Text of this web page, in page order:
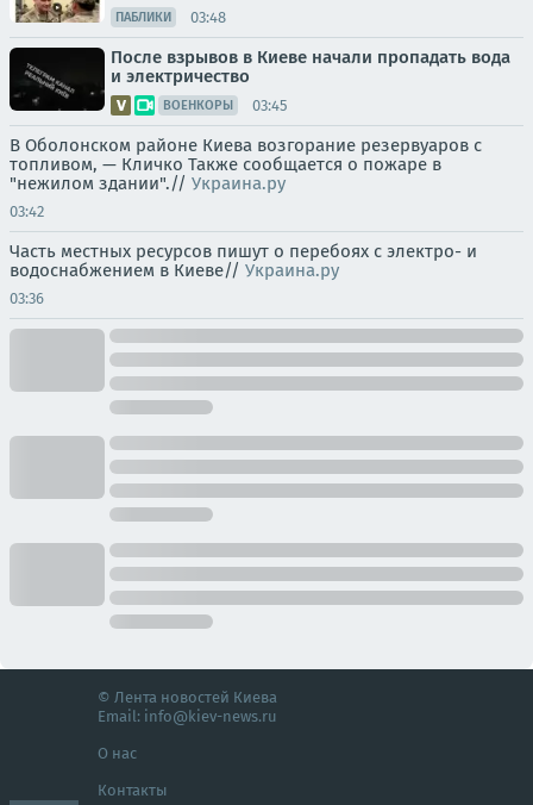
ПАБЛИКИ 03:48
После взрывов в Киеве начали пропадать вода
и электричество
ВОЕНКОРЫ 03:45
В Оболонском районе Киева возгорание резервуаров с
топливом, — Кличко Также сообщается о пожаре в
"нежилом здании".// Украина.ру
03:42
Часть местных ресурсов пишут о перебоях с электро- и
водоснабжением в Киеве// Украина.ру
03:36
© Лента новостей Киева
Email: info@kiev-news.ru
О нас
Контакты